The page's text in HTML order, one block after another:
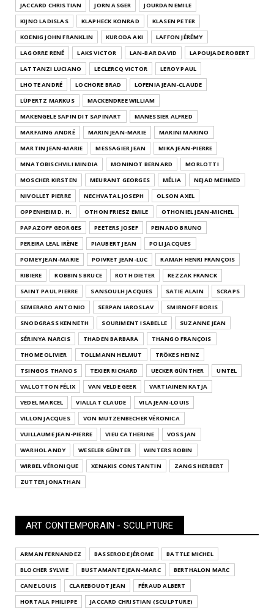
JACCARD CHRISTIAN
JORN ASGER
JOURDAN EMILE
KIJNO LADISLAS
KLAPHECK KONRAD
KLASEN PETER
KOENIG JOHN FRANKLIN
KURODA AKI
LAFFON JÉRÉMY
LAGORRE RENÉ
LAKS VICTOR LAN-BAR DAVID
LAPOUJADE ROBERT
LATTANZI LUCIANO
LECLERCQ VICTOR
LEROY PAUL
LHOTE ANDRÉ
LOCHORE BRAD
LOFENIA JEAN-CLAUDE
LÜPERTZ MARKUS
MACKENDREE WILLIAM
MAKENGELE SAPIN DIT SAPINART
MANESSIER ALFRED
MARFAING ANDRÉ
MARIN JEAN-MARIE
MARINI MARINO
MARTIN JEAN-MARIE
MESSAGIER JEAN
MIKA JEAN-PIERRE
MNATOBISCHVILI MINDIA
MONINOT BERNARD
MORLOTTI
MOSCHER KIRSTEN
MEURANT GEORGES MÉLIA
NEJAD MEHMED
NIVOLLET PIERRE
NECHVATAL JOSEPH
OLSON AXEL
OPPENHEIM D. H.
OTHON FRIESZ EMILE
OTHONIEL JEAN-MICHEL
PAPAZOFF GEORGES
PEETERS JOSEF
PEINADO BRUNO
PEREIRA LEAL IRÈNE
PIAUBERT JEAN
POLI JACQUES
POMEY JEAN-MARIE
POIVRET JEAN-LUC
RAMAH HENRI FRANÇOIS
RIBIERE
ROBBINS BRUCE ROTH DIETER
REZZAK FRANCK
SAINT PAUL PIERRE
SANSOULH JACQUES SATIE ALAIN
SCRAPS
SEMERARO ANTONIO
SERPAN IAROSLAV
SMIRNOFF BORIS
SNODGRASS KENNETH
SOURIMENT ISABELLE
SUZANNE JEAN
SÉRINYA NARCIS
THADEN BARBARA
THANGO FRANÇOIS
THOME OLIVIER
TOLLMANN HELMUT
TRÖKES HEINZ
TSINGOS THANOS
TEXIER RICHARD UECKER GÜNTHER
UNTEL
VALLOTTON FÉLIX
VAN VELDE GEER
VARTIAINEN KATJA
VEDEL MARCEL
VIALLAT CLAUDE
VILA JEAN-LOUIS
VILLON JACQUES
VON MUTZENBECHER VÉRONICA
VUILLAUME JEAN-PIERRE
VIEU CATHERINE
VOSS JAN
WARHOL ANDY
WESELER GÜNTER
WINTERS ROBIN
WIRBEL VÉRONIQUE
XENAKIS CONSTANTIN
ZANGS HERBERT
ZUTTER JONATHAN
ART CONTEMPORAIN - SCULPTURE
ARMAN FERNANDEZ BASSERODE JÉROME
BATTLE MICHEL
BLOCHER SYLVIE
BUSTAMANTE JEAN-MARC
BERTHALON MARC
CANE LOUIS
CLAREBOUDT JEAN
FÉRAUD ALBERT
HORTALA PHILIPPE
JACCARD CHRISTIAN (SCULPTURE)